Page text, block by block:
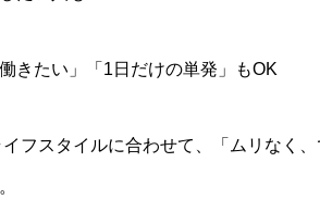
働きたい」「1日だけの単発」もOK
イフスタイルに合わせて、「ムリなく